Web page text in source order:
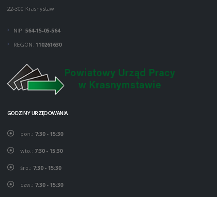
22-300 Krasnystaw
NIP: 564-15-05-564
REGON: 110261630
GODZINY URZĘDOWANIA
pon.: 7:30 - 15:30
wto.: 7:30 - 15:30
śro.: 7:30 - 15:30
czw.: 7:30 - 15:30